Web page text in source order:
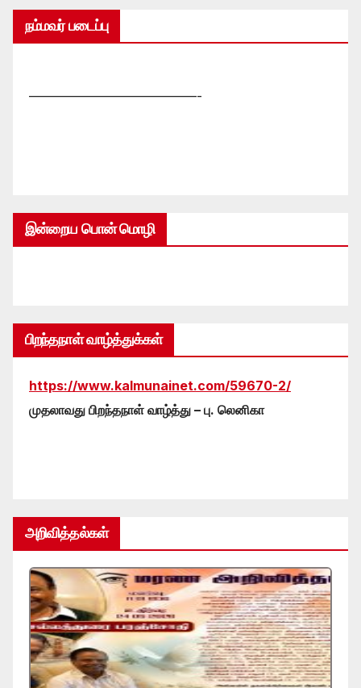
நம்மவர் படைப்பு
—————————————-
இன்றைய பொன் மொழி
பிறந்தநாள் வாழ்த்துக்கள்
https://www.kalmunainet.com/59670-2/
முதலாவது பிறந்தநாள் வாழ்த்து – பு. லெனிகா
அறிவித்தல்கள்